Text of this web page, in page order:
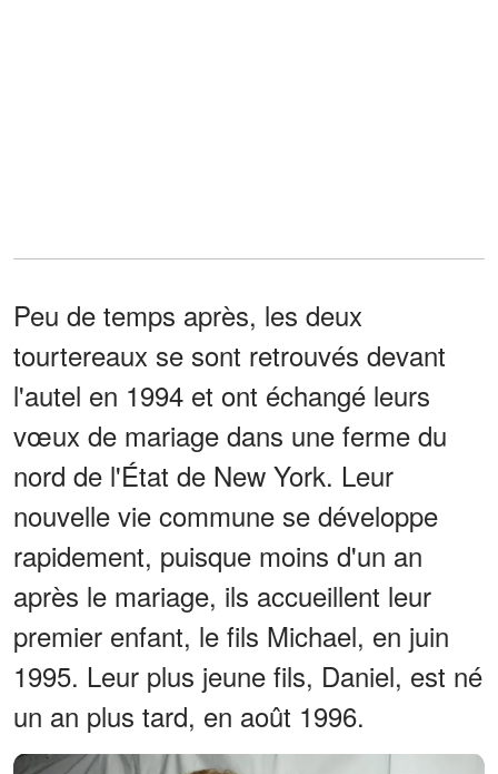
Peu de temps après, les deux
tourtereaux se sont retrouvés devant
l'autel en 1994 et ont échangé leurs
vœux de mariage dans une ferme du
nord de l'État de New York. Leur
nouvelle vie commune se développe
rapidement, puisque moins d'un an
après le mariage, ils accueillent leur
premier enfant, le fils Michael, en juin
1995. Leur plus jeune fils, Daniel, est né
un an plus tard, en août 1996.